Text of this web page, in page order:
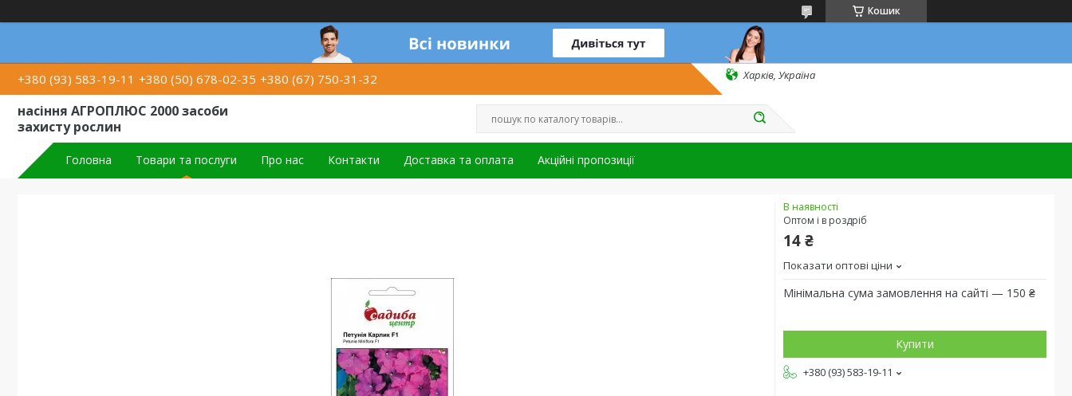
Кошик
+380 (93) 583-19-11 +380 (50) 678-02-35 +380 (67) 750-31-32 Харків, Україна
насіння АГРОПЛЮС 2000 засоби
захисту рослин
Головна Товари та послуги Про нас Контакти Доставка та оплата Акційні пропозиції
В наявності
Оптом і в роздріб
14 ₴
Показати оптові ціни
Мінімальна сума замовлення на сайті — 150 ₴
Купити
+380 (93) 583-19-11